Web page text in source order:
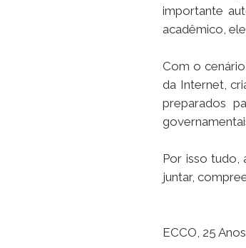
importante
acadêmico,
Com o
da Internet,
preparados
Por isso tudo,
juntar,
ECCO, 25 Anos